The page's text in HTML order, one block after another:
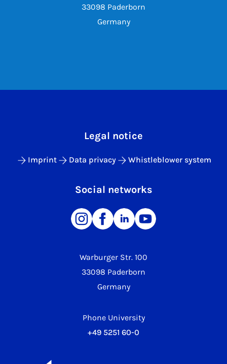
33098 Paderborn
Germany
Warburger Str. 100
33098 Paderborn
Germany
Phone University
+49 5251 60-0
Legal notice
Imprint Data privacy Whistleblower system
Social networks